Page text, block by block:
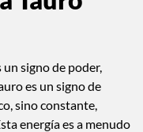
Tauro
signo de poder,
es un signo de
sino constante,